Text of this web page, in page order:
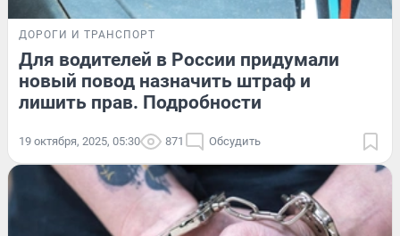
ДОРОГИ И ТРАНСПОРТ
Для водителей в России придумали
новый повод назначить штраф и
лишить прав. Подробности
19 октября, 2025, 05:30 871 Обсудить